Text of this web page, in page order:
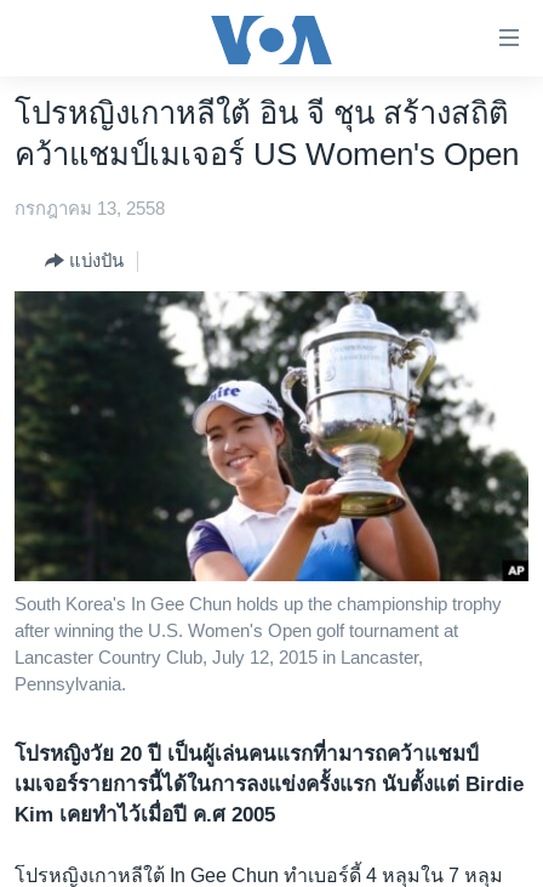
ต่อ
ไป
เนื้อหา
ไป
หน้า
หลัก
ข้าม
ไป
การ
ค้นหา
หน้าหลัก
โลก
เอเชีย
สหรัฐฯ
ไทย
ธุรกิจ
วิทยาศาสตร์
สังคมและสุขภาพ
ไลฟ์สไตล์
ตรวจสอบข่าว
เรียนรู้ภาษาอังกฤษ
พอดคาสต์
ติดตามเรา
เลือกภาษา
โปรหญิงเกาหลีใต้ อิน จี ชุน สร้างสถิติ
คว้าแชมป์เมเจอร์ US Women's Open
กรกฎาคม 13, 2558
แบ่งปัน
South Korea's In Gee Chun holds up the championship trophy
after winning the U.S. Women's Open golf tournament at
Lancaster Country Club, July 12, 2015 in Lancaster,
Pennsylvania.
โปรหญิงวัย 20 ปี เป็นผู้เล่นคนแรกที่ามารถคว้าแชมป์
เมเจอร์รายการนี้ได้ในการลงแข่งครั้งแรก นับตั้งแต่ Birdie
Kim เคยทำไว้เมื่อปี ค.ศ 2005
โปรหญิงเกาหลีใต้ In Gee Chun ทำเบอร์ดี้ 4 หลุมใน 7 หลุม